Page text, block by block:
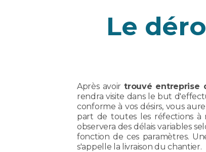
Le
Après avoirtrouvé entreprise
rendra visite dans le but
conforme à vos désirs, vous
part de toutes les réfections à
observera des délais variables
fonction de ces paramètres.
s'appelle la livraison du chantier.